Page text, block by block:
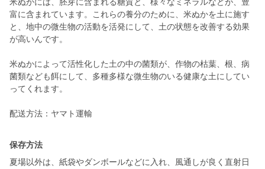
富に含まれています。これらの養分のために、米ぬかを土に施す
と、地中の微生物の活動を活発にして、土の状態を改善する効果
が高いんです。
米ぬかによって活性化した土の中の菌類が、作物の枯葉、根、病
菌類なども餌にして、多種多様な微生物のいる健康な土にしてい
ってくれます。
保存方法
夏場以外は、紙袋やダンボールなどに入れ、風通しが良く直射日